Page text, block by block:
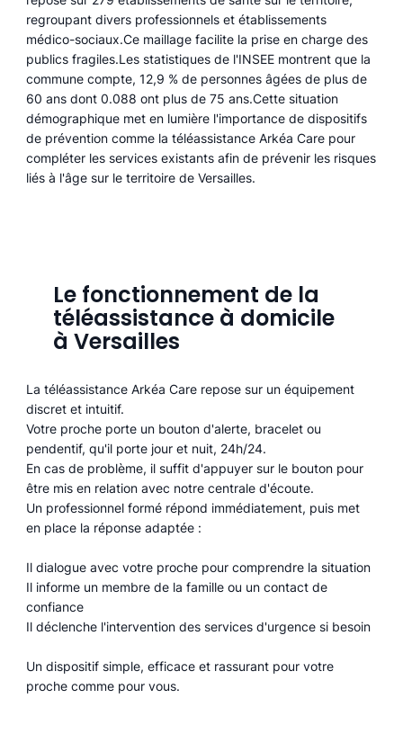
regroupant divers professionnels et établissements
médico-sociaux.Ce maillage facilite la prise en charge des
publics fragiles.Les statistiques de l'INSEE montrent que la
commune compte, 12,9 % de personnes âgées de plus de
60 ans dont 0.088 ont plus de 75 ans.Cette situation
démographique met en lumière l'importance de dispositifs
de prévention comme la téléassistance Arkéa Care pour
compléter les services existants afin de prévenir les risques
liés à l'âge sur le territoire de Versailles.
Le fonctionnement de la
téléassistance à domicile
à Versailles
La téléassistance Arkéa Care repose sur un équipement
discret et intuitif.
Votre proche porte un bouton d'alerte, bracelet ou
pendentif, qu'il porte jour et nuit, 24h/24.
En cas de problème, il suffit d'appuyer sur le bouton pour
être mis en relation avec notre centrale d'écoute.
Un professionnel formé répond immédiatement, puis met
en place la réponse adaptée :
Il dialogue avec votre proche pour comprendre la situation
Il informe un membre de la famille ou un contact de
confiance
Il déclenche l'intervention des services d'urgence si besoin
Un dispositif simple, efficace et rassurant pour votre
proche comme pour vous.